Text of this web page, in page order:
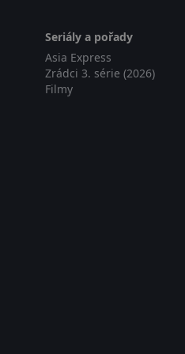
Seriály a pořady
Asia Express
Zrádci 3. série (2026)
Filmy